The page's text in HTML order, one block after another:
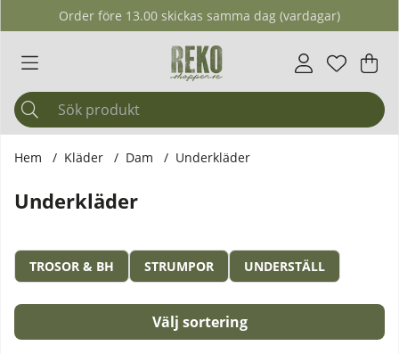
Order före 13.00 skickas samma dag (vardagar)
Antal i
. .
Hem Kläder Dam Underkläder
Underkläder
TROSOR & BH STRUMPOR UNDERSTÄLL
Sortera